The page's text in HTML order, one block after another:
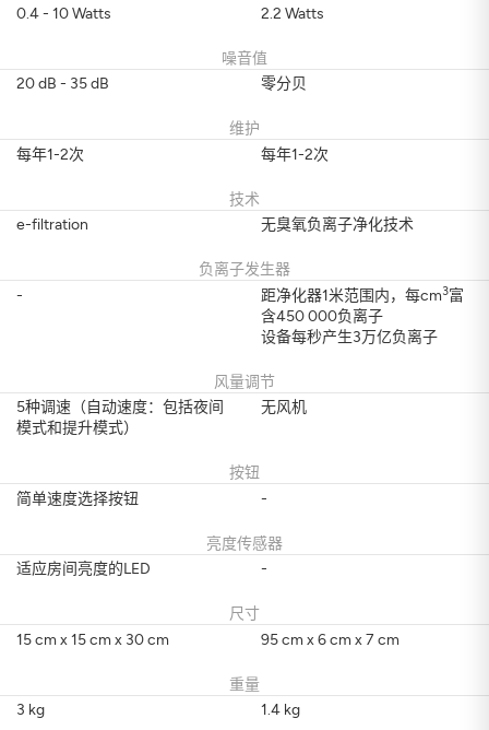
2.2 Watts
0.4 - 10 Watts
噪音值
零分贝
20 dB - 35 dB
维护
每年1-2次
每年1-2次
技术
无臭氧负离子净化技术
e-filtration
负离子发生器
距净化器1米范围内，每cm3富
含450 000负离子
设备每秒产生3万亿负离子
-
风量调节
无风机
5种调速（自动速度：包括夜间
模式和提升模式）
按钮
-
简单速度选择按钮
亮度传感器
-
适应房间亮度的LED
尺寸
95 cm x 6 cm x 7 cm
15 cm x 15 cm x 30 cm
重量
1.4 kg
3 kg